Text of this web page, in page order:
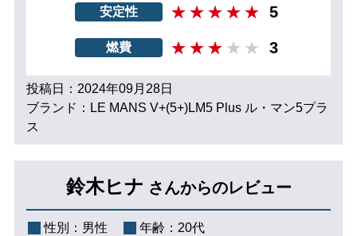
安定性 5
燃費 3
投稿日：2024年09月28日
ブランド：LE MANS V+(5+)LM5 Plus ル・マン5プラ
ス
鈴木ヒナ さんからのレビュー
性別： 男性 年齢： 20代